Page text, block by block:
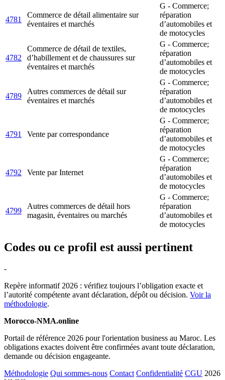
4781
Commerce de détail alimentaire sur
éventaires et marchés
G - Commerce;
réparation
d’automobiles et
de motocycles
4782
Commerce de détail de textiles,
d’habillement et de chaussures sur
éventaires et marchés
G - Commerce;
réparation
d’automobiles et
de motocycles
4789
Autres commerces de détail sur
éventaires et marchés
G - Commerce;
réparation
d’automobiles et
de motocycles
4791 Vente par correspondance
G - Commerce;
réparation
d’automobiles et
de motocycles
4792 Vente par Internet
G - Commerce;
réparation
d’automobiles et
de motocycles
4799
Autres commerces de détail hors
magasin, éventaires ou marchés
G - Commerce;
réparation
d’automobiles et
de motocycles
Codes ou ce profil est aussi pertinent
-
Repère informatif 2026 : vérifiez toujours l’obligation exacte et
l’autorité compétente avant déclaration, dépôt ou décision. Voir la
méthodologie.
Morocco-NMA.online
Portail de référence 2026 pour l'orientation business au Maroc. Les
obligations exactes doivent être confirmées avant toute déclaration,
demande ou décision engageante.
Méthodologie Qui sommes-nous Contact Confidentialité CGU 2026